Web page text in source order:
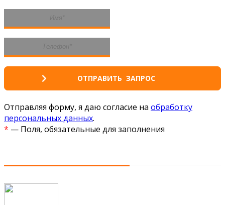
Отправляя форму, я даю согласие на обработку
персональных данных.
* — Поля, обязательные для заполнения